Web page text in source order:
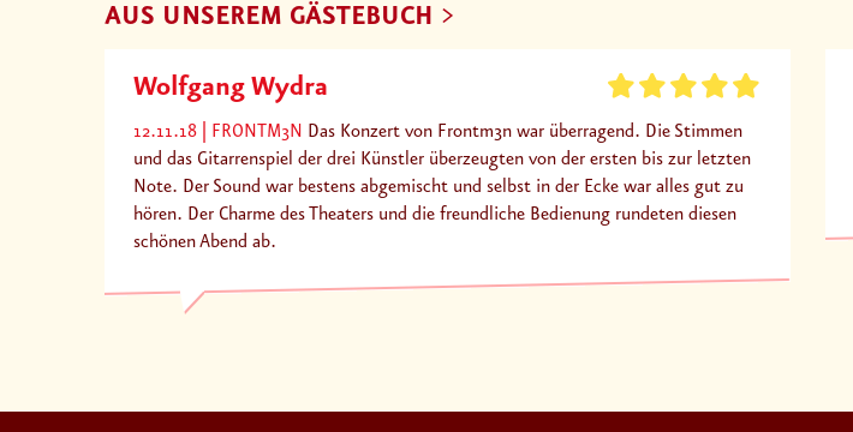
AUS UNSEREM GÄSTEBUCH
Wolfgang Wydra
12.11.18 FRONTM3N Das Konzert von Frontm3n war überragend. Die Stimmen
und das Gitarrenspiel der drei Künstler überzeugten von der ersten bis zur letzten
Note. Der Sound war bestens abgemischt und selbst in der Ecke war alles gut zu
hören. Der Charme des Theaters und die freundliche Bedienung rundeten diesen
schönen Abend ab.